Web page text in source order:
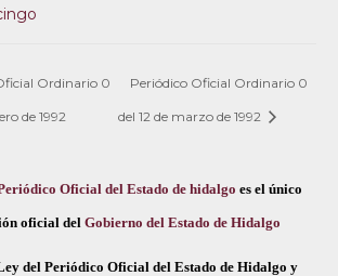
Ordinario 0
de 1992
Periódico Oficial Ordinario 0
del 12 de marzo de 1992
Oficial del Estado de hidalgo es el único
oficial del Gobierno del Estado de Hidalgo
del Periódico Oficial del Estado de Hidalgo y